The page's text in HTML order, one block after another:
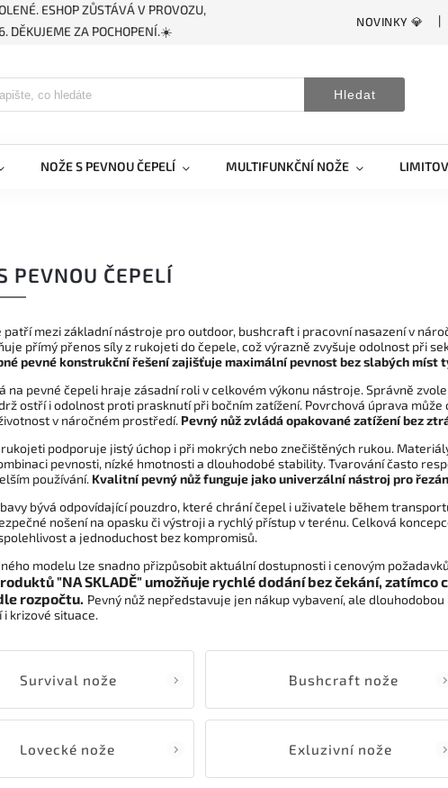
ESHOP ZŮSTÁVÁ V PROVOZU,
DĚKUJEME ZA POCHOPENÍ.☀️
NOVINKY 💎
Hledat
NOŽE S PEVNOU ČEPELÍ MULTIFUNKČNÍ NOŽE
PEVNOU ČEPELÍ
patří mezi základní nástroje pro outdoor, bushcraft i pracovní nasazení v
přímý přenos síly z rukojeti do čepele, což výrazně zvyšuje odolnost při
pevné konstrukční řešení zajišťuje maximální pevnost bez slabých míst
na pevné čepeli hraje zásadní roli v celkovém výkonu nástroje. Správně
ostří i odolnost proti prasknutí při bočním zatížení. Povrchová úprava
v náročném prostředí. Pevný nůž zvládá opakované zatížení bez
podporuje jistý úchop i při mokrých nebo znečištěných rukou.
pevnosti, nízké hmotnosti a dlouhodobé stability. Tvarování často
používání. Kvalitní pevný nůž funguje jako univerzální nástroj pro
bývá odpovídající pouzdro, které chrání čepel i uživatele během
nošení na opasku či výstroji a rychlý přístup v terénu. Celková
a jednoduchost bez kompromisů.
modelu lze snadno přizpůsobit aktuální dostupnosti i cenovým
"NA SKLADĚ" umožňuje rychlé dodání bez čekání,
rozpočtu. Pevný nůž nepředstavuje jen nákup vybavení, ale
i krizové situace.
Survival nože Bushcraft nože
Lovecké nože Exluzivní nože